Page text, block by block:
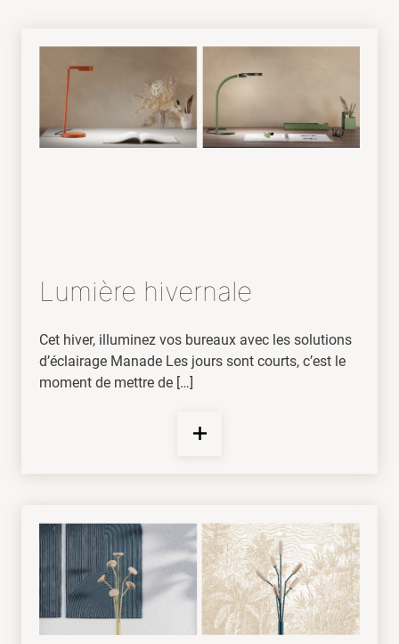
Lumière hivernale
Cet hiver, illuminez vos bureaux avec les solutions
d’éclairage Manade Les jours sont courts, c’est le
moment de mettre de […]